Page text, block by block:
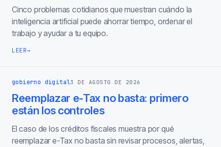
Cinco problemas cotidianos que muestran cuándo la
inteligencia artificial puede ahorrar tiempo, ordenar el
trabajo y ayudar a tu equipo.
LEER→
gobierno digital3 DE AGOSTO DE 2026
Reemplazar e-Tax no basta: primero
están los controles
El caso de los créditos fiscales muestra por qué
reemplazar e-Tax no basta sin revisar procesos, alertas,